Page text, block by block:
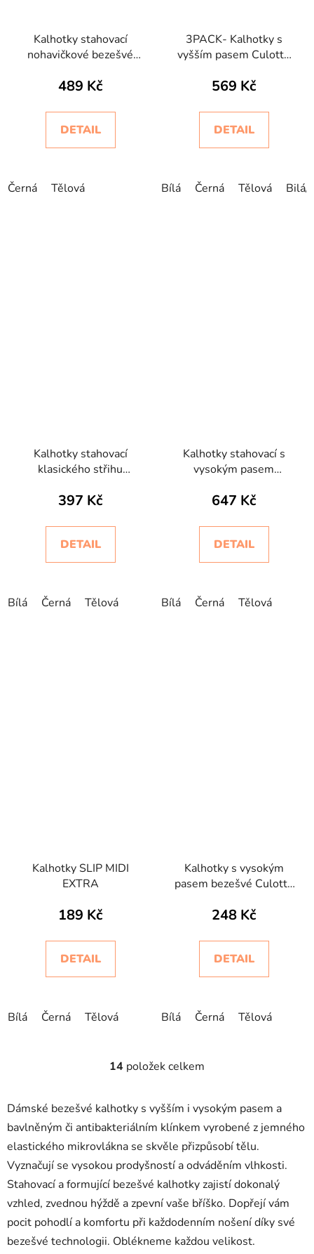
Kalhotky stahovací
nohavičkové bezešvé
489 Kč
DETAIL
Černá Tělová
3PACK- Kalhotky s
vyšším pasem Culotte
569 Kč
DETAIL
Bílá Černá Tělová Bilá/
Kalhotky stahovací
klasického střihu
397 Kč
DETAIL
Bílá Černá Tělová
Kalhotky stahovací s
vysokým pasem
Oro
647 Kč
DETAIL
Bílá Černá Tělová
Kalhotky SLIP MIDI
EXTRA
189 Kč
DETAIL
Bílá Černá Tělová
Kalhotky s vysokým
pasem bezešvé Culotte
248 Kč
DETAIL
Bílá Černá Tělová
O
l
á
d
a
c
í
p
r
v
k
14 položek celkem
Dámské bezešvé kalhotky s vyšším i vysokým pasem a
bavlněným či antibakteriálním klínkem vyrobené z jemného
elastického mikrovlákna se skvěle přizpůsobí tělu.
Vyznačují se vysokou prodyšností a odváděním vlhkosti.
Stahovací a formující bezešvé kalhotky zajistí dokonalý
vzhled, zvednou hýždě a zpevní vaše bříško. Dopřejí vám
pocit pohodlí a komfortu při každodenním nošení díky své
bezešvé technologii. Oblékneme každou velikost.